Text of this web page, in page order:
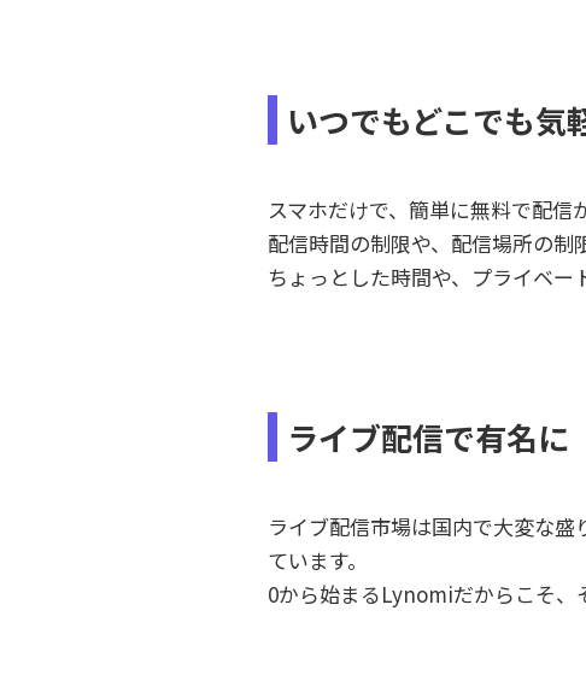
いつでもどこでも気
スマホだけで、簡単に無料で配信
配信時間の制限や、配信場所の制
ちょっとした時間や、プライベ
ライブ配信で有名に
ライブ配信市場は国内で大変な
ています。
0から始まるLynomiだからこそ、